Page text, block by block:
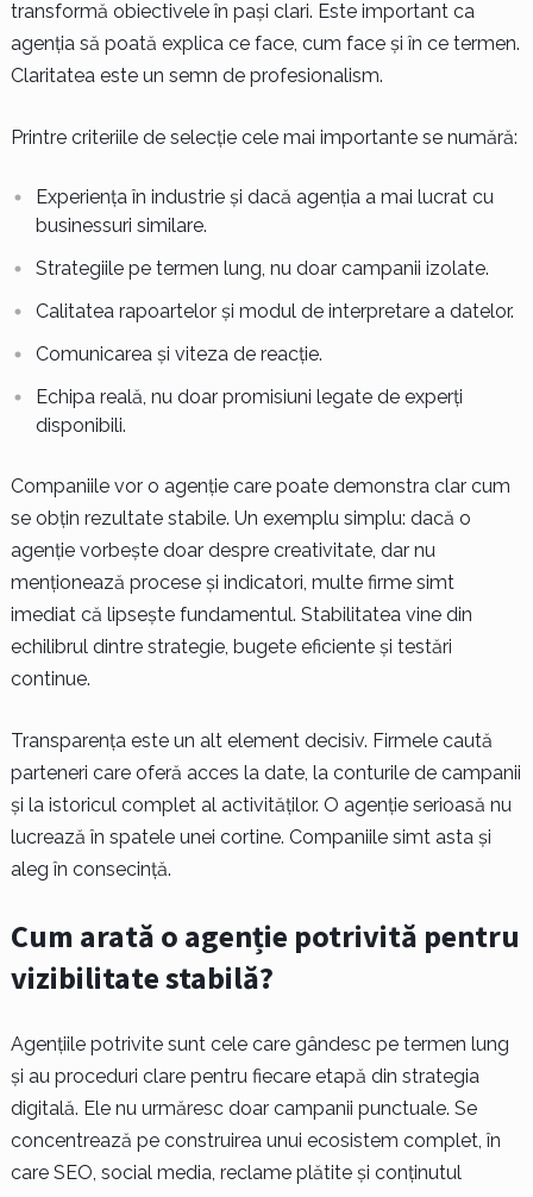
transformă obiectivele în pași clari. Este important ca
agenția să poată explica ce face, cum face și în ce termen.
Claritatea este un semn de profesionalism.
Printre criteriile de selecție cele mai importante se numără:
Experiența în industrie și dacă agenția a mai lucrat cu
businessuri similare.
Strategiile pe termen lung, nu doar campanii izolate.
Calitatea rapoartelor și modul de interpretare a datelor.
Comunicarea și viteza de reacție.
Echipa reală, nu doar promisiuni legate de experți
disponibili.
Companiile vor o agenție care poate demonstra clar cum
se obțin rezultate stabile. Un exemplu simplu: dacă o
agenție vorbește doar despre creativitate, dar nu
menționează procese și indicatori, multe firme simt
imediat că lipsește fundamentul. Stabilitatea vine din
echilibrul dintre strategie, bugete eficiente și testări
continue.
Transparența este un alt element decisiv. Firmele caută
parteneri care oferă acces la date, la conturile de campanii
și la istoricul complet al activităților. O agenție serioasă nu
lucrează în spatele unei cortine. Companiile simt asta și
aleg în consecință.
Cum arată o agenție potrivită pentru
vizibilitate stabilă?
Agențiile potrivite sunt cele care gândesc pe termen lung
și au proceduri clare pentru fiecare etapă din strategia
digitală. Ele nu urmăresc doar campanii punctuale. Se
concentrează pe construirea unui ecosistem complet, în
care SEO, social media, reclame plătite și conținutul